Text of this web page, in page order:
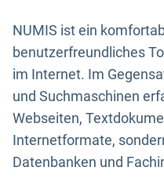
NUMIS ist ein
benutzerfreundliches
im Internet. Im
und Suchmaschinen
Webseiten,
Internetformate,
Datenbanken und